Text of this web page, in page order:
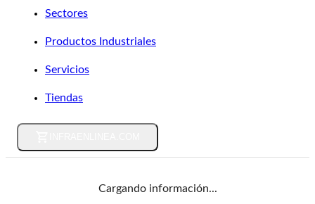
Sectores
Productos Industriales
Servicios
Tiendas
Cargando información...